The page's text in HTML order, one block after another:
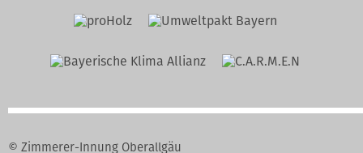
© Zimmerer-Innung Oberallgäu